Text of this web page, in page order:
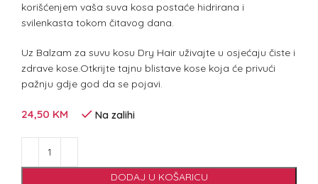
korišćenjem vaša suva kosa postaće hidrirana i
svilenkasta tokom čitavog dana.
Uz Balzam za suvu kosu Dry Hair uživajte u osjećaju čiste i
zdrave kose.Otkrijte tajnu blistave kose koja će privući
pažnju gdje god da se pojavi.
24,50 KM Na zalihi
DODAJ U KOŠARICU